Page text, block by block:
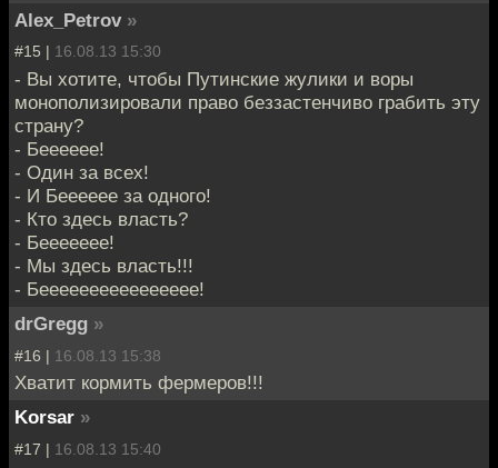
Alex_Petrov »
#15 | 16.08.13 15:30
- Вы хотите, чтобы Путинские жулики и воры
монополизировали право беззастенчиво грабить эту
страну?
- Бееееее!
- Один за всех!
- И Бееееее за одного!
- Кто здесь власть?
- Беееееее!
- Мы здесь власть!!!
- Бееееееееееееееее!
drGregg »
#16 | 16.08.13 15:38
Хватит кормить фермеров!!!
Korsar »
#17 | 16.08.13 15:40